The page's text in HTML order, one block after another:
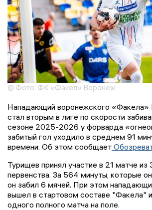
© Фото: ФК «Факел» Воронеж
Нападающий воронежского «Факела»
стал вторым в лиге по скорости
сезоне 2025-2026 у форварда
забитый гол уходило в среднем 91
времени. Об этом сообщает
Турищев принял участие в 21 матче из
первенства. За 564 минуты, которые
он забил 6 мячей. При этом
вышел в стартовом составе "Факела"
одного полного матча на поле.